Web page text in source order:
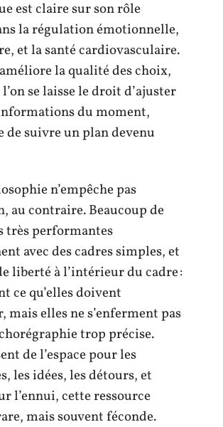
est claire sur son rôle
la régulation émotionnelle,
et la santé cardiovasculaire.
la qualité des choix,
se laisse le droit d’ajuster
du moment,
de suivre un plan devenu
n’empêche pas
au contraire. Beaucoup de
très performantes
avec des cadres simples, et
liberté à l’intérieur du cadre :
ce qu’elles doivent
mais elles ne s’enferment pas
trop précise.
de l’espace pour les
les idées, les détours, et
l’ennui, cette ressource
mais souvent féconde.